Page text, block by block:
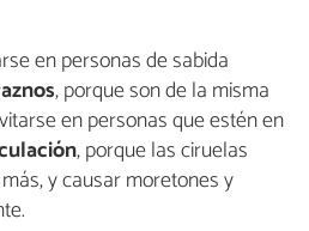
en personas de sabida
, porque son de la misma
en personas que estén en
, porque las ciruelas
y causar moretones y